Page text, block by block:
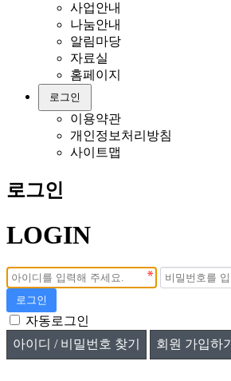
사업안내
나눔안내
알림마당
자료실
홈페이지
로그인
이용약관
개인정보처리방침
사이트맵
로그인
LOGIN
로그인
자동로그인
아이디 / 비밀번호 찾기
회원 가입하기